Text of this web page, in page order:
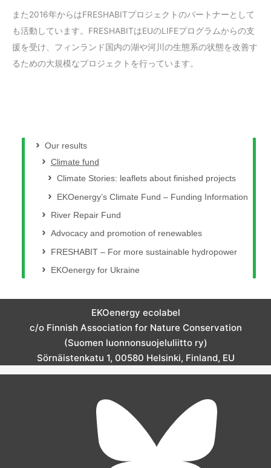
また2016年からはFRESHABITプロジェクトのパートナーとして
も活動しています。FRESHABITはEUのLIFEプログラムからの支
援を受け、フィンランド国内の湖や河川の生態系の状態を改善す
るための大規模なプロジェクトを行っています。
Our results
Climate fund
Climate Stories: leaflets about finished projects
EKOenergy’s Climate Fund – Funding Information
River Repair Fund
Advocacy and promotion of renewables
FRESHABIT – For more sustainable hydropower
EKOenergy for Ukraine
EKOenergy ecolabel
c/o Finnish Association for Nature Conservation
(Suomen luonnonsuojeluliitto ry)
Sörnäistenkatu 1, 00580 Helsinki, Finland, EU